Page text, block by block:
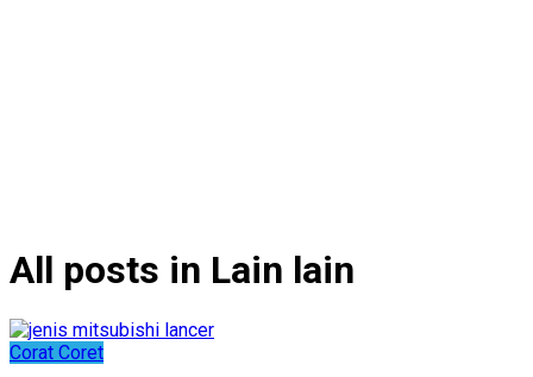
All posts in Lain lain
Corat Coret